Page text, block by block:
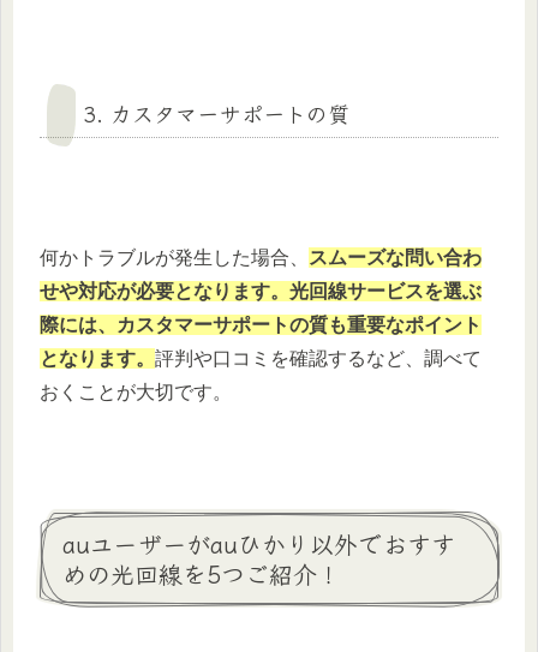
3. カスタマーサポートの質
何かトラブルが発生した場合、
スムーズな問い合わ
せや対応が必要となります。光回線サービスを選ぶ
際には、カスタマーサポートの質も重要なポイント
となります。 評判や口コミを確認するなど、調べて
おくことが大切です。
auユーザーがauひかり以外でおすす
めの光回線を5つご紹介！